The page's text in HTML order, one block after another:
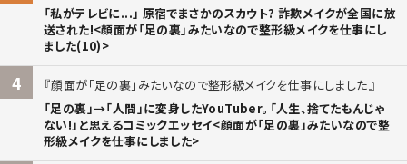
「私がテレビに...」 原宿でまさかのスカウト? 詐欺メイクが全国に放
送された!<顔面が「足の裏」みたいなので整形級メイクを仕事にし
ました(10)>
4
顔面が「足の裏」みたいなので整形級メイクを仕事にしました
「足の裏」→「人間」に変身したYouTuber。「人生、捨てたもんじゃ
ない!」と思えるコミックエッセイ<顔面が「足の裏」みたいなので整
形級メイクを仕事にしました>